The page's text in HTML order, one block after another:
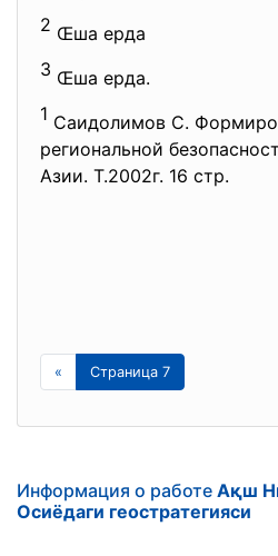
2 Œша ерда
3 Œша ерда.
1 Саидолимов С.
региональной
Азии. Т.2002г. 16 стр.
« Страница 7
Информация о работе Ақш
Осиёдаги геостратегияси